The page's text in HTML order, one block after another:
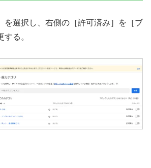
を選択し、右側の［許可済み］を［ブ
る。